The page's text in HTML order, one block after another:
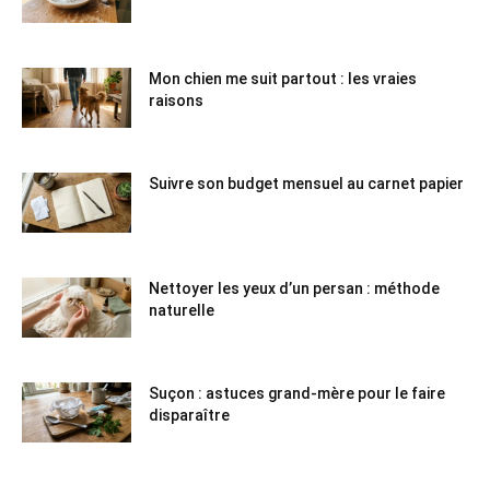
Mon chien me suit partout : les vraies
raisons
Suivre son budget mensuel au carnet papier
Nettoyer les yeux d’un persan : méthode
naturelle
Suçon : astuces grand-mère pour le faire
disparaître